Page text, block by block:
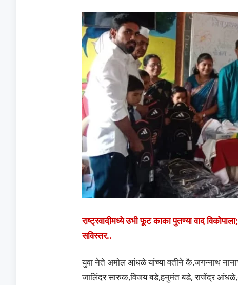
राष्ट्रवादीमध्ये उभी फूट काका पुतण्या वाद
सविस्तर..
युवा नेते अमोल आंधळे यांच्या वतीने कै.जगन्नाथ
जालिंदर सारुक,विजय बडे,हनुमंत बडे, राजेंद्र